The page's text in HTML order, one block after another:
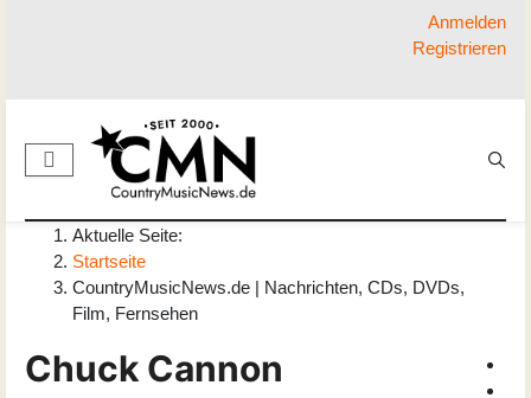
Anmelden
Registrieren
Aktuelle Seite:
Startseite
CountryMusicNews.de | Nachrichten, CDs, DVDs,
Film, Fernsehen
Chuck Cannon